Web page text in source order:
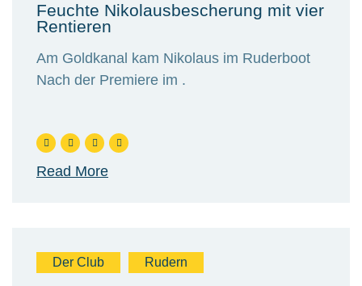
Feuchte Nikolausbescherung mit vier
Rentieren
Am Goldkanal kam Nikolaus im Ruderboot
Nach der Premiere im .
Read More
Der Club Rudern